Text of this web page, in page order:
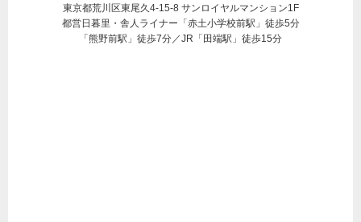
東京都荒川区東尾久4-15-8 サンロイヤルマンション1F
都営日暮里・舎人ライナー「赤土小学校前駅」徒歩5分
「熊野前駅」徒歩7分／JR「田端駅」徒歩15分